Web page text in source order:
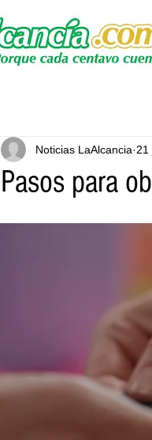
Pasos para
Noticias LaAlcancia 21